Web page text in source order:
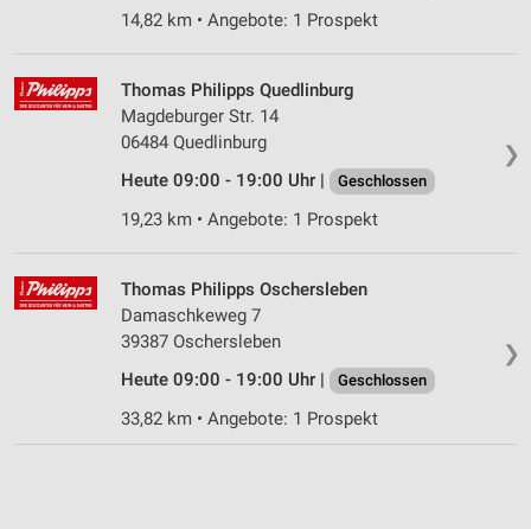
14,82 km • Angebote: 1 Prospekt
❯
Thomas Philipps Quedlinburg
Magdeburger Str. 14
06484 Quedlinburg
Heute 09:00 - 19:00 Uhr |
Geschlossen
19,23 km • Angebote: 1 Prospekt
❯
Thomas Philipps Oschersleben
Damaschkeweg 7
39387 Oschersleben
Heute 09:00 - 19:00 Uhr |
Geschlossen
33,82 km • Angebote: 1 Prospekt
Verwendung genauer Standortdaten
Geräte anhand von aktiv angeforderten
Informationen identifizieren
Nicht-IAB-Verarbeitungszwecke:
Performance